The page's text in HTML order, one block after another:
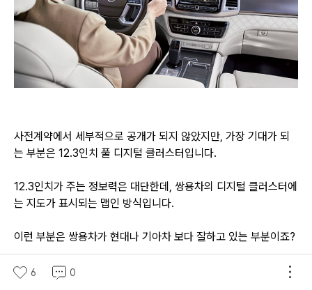
사전계약에서 세부적으로 공개가 되지 않았지만, 가장 기대가 되
는 부분은 12.3인치 풀 디지털 클러스터입니다.
12.3인치가 주는 정보력은 대단한데, 쌍용차의 디지털 클러스터에
는 지도가 표시되는 맵인 방식입니다.
이런 부분은 쌍용차가 현대나 기아차 보다 잘하고 있는 부분이죠?
코란도에서는 블레이즈 콕핏이라고 불렀는데, 올 뉴 렉스턴에 제
6 0